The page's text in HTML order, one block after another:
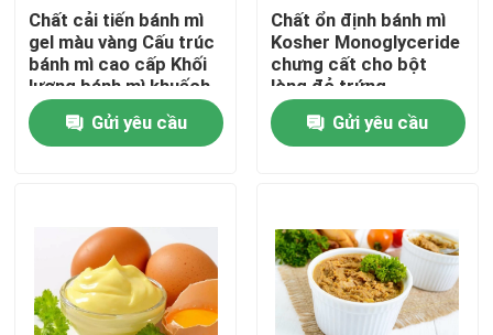
Tham quan nhà máy
Kiểm soát chất lượng
Liên hệ chúng tôi
Yêu cầu báo giá
Chất cải tiến bánh mì
gel màu vàng Cấu trúc
bánh mì cao cấp Khối
lượng bánh mì khuếch
đại Làm mềm nhanh
chóng Gửi yêu cầu
Chất ổn định bánh mì
Kosher Monoglyceride
chưng cất cho bột
lòng đỏ trứng
Gửi yêu cầu